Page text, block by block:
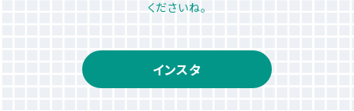
くださいね。
インスタ